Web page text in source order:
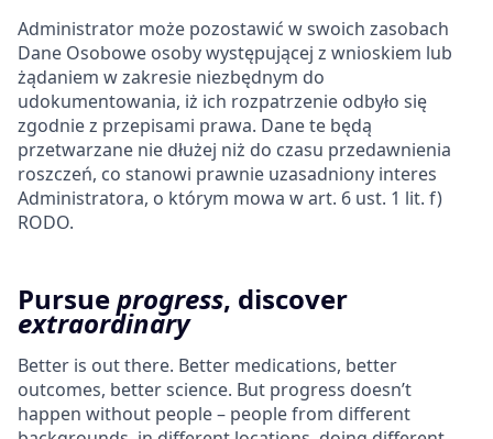
Administrator może pozostawić w swoich zasobach
Dane Osobowe osoby występującej z wnioskiem lub
żądaniem w zakresie niezbędnym do
udokumentowania, iż ich rozpatrzenie odbyło się
zgodnie z przepisami prawa. Dane te będą
przetwarzane nie dłużej niż do czasu przedawnienia
roszczeń, co stanowi prawnie uzasadniony interes
Administratora, o którym mowa w art. 6 ust. 1 lit. f)
RODO.
Pursueprogress, discover
extraordinary
Better is out there. Better medications, better
outcomes, better science. But progress doesn’t
happen without people – people from different